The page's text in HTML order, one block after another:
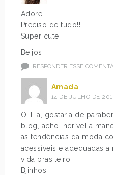
Adorei
Preciso de tudo!!
Super cute…
Beijos
RESPONDER ESSE
Amada
14 DE JULHO DE
Oi Lia, gostaria de
blog, acho incrível a
as tendências da moda
acessíveis e adequadas
vida brasileiro.
Bjinhos